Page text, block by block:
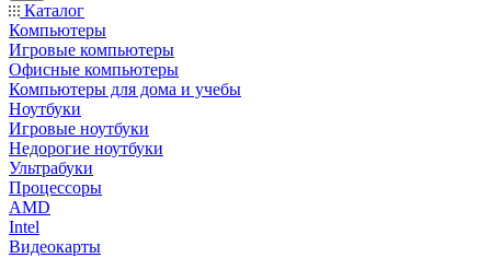
Каталог
Компьютеры
Игровые компьютеры
Офисные компьютеры
Компьютеры для дома и учебы
Ноутбуки
Игровые ноутбуки
Недорогие ноутбуки
Ультрабуки
Процессоры
AMD
Intel
Видеокарты